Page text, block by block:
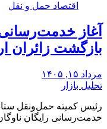
اقتصاد حمل و نقل
آغاز
بازگشت زائران
مرداد ۱۵, ۱۴۰۵
تحلیل بازار
رئیس کمیته حمل‌ونقل ستاد
خدمت‌رسانی رایگان